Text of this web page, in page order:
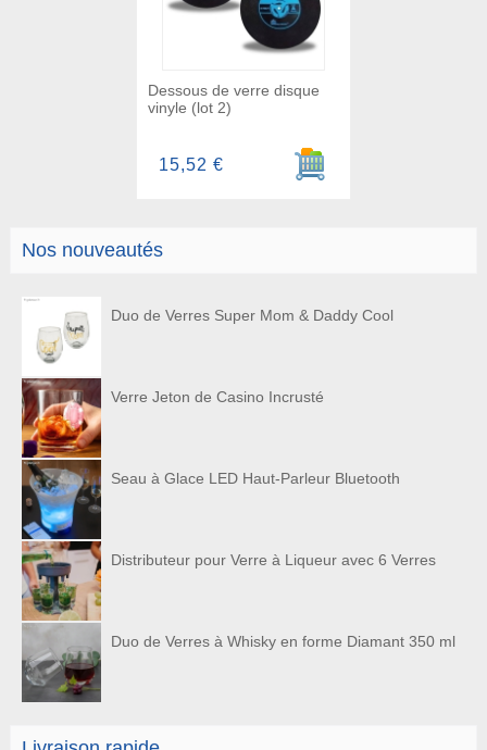
Nos nouveautés
Duo de Verres Super Mom & Daddy Cool
Verre Jeton de Casino Incrusté
Seau à Glace LED Haut-Parleur Bluetooth
Distributeur pour Verre à Liqueur avec 6 Verres
Duo de Verres à Whisky en forme Diamant 350 ml
Dessous de verre disque
vinyle (lot 2)
Ajouter au panier
15,52 €